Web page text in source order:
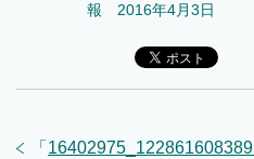
報 2016年4月3日
「